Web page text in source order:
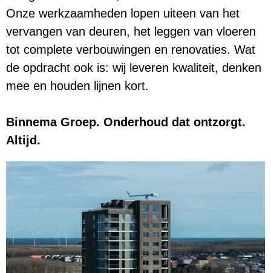
Onze werkzaamheden lopen uiteen van het
vervangen van deuren, het leggen van vloeren
tot complete verbouwingen en renovaties. Wat
de opdracht ook is: wij leveren kwaliteit, denken
mee en houden lijnen kort.
Binnema Groep. Onderhoud dat ontzorgt.
Altijd.